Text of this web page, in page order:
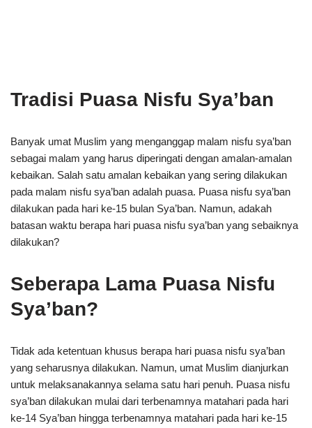
Tradisi Puasa Nisfu Sya’ban
Banyak umat Muslim yang menganggap malam nisfu sya’ban
sebagai malam yang harus diperingati dengan amalan-amalan
kebaikan. Salah satu amalan kebaikan yang sering dilakukan
pada malam nisfu sya’ban adalah puasa. Puasa nisfu sya’ban
dilakukan pada hari ke-15 bulan Sya’ban. Namun, adakah
batasan waktu berapa hari puasa nisfu sya’ban yang sebaiknya
dilakukan?
Seberapa Lama Puasa Nisfu
Sya’ban?
Tidak ada ketentuan khusus berapa hari puasa nisfu sya’ban
yang seharusnya dilakukan. Namun, umat Muslim dianjurkan
untuk melaksanakannya selama satu hari penuh. Puasa nisfu
sya’ban dilakukan mulai dari terbenamnya matahari pada hari
ke-14 Sya’ban hingga terbenamnya matahari pada hari ke-15